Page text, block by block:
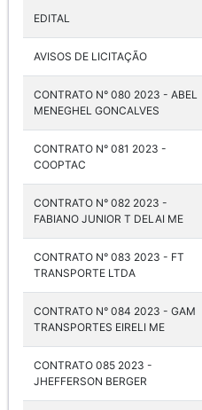
EDITAL
AVISOS DE LICITAÇÃO
CONTRATO N° 080 2023 - ABEL
MENEGHEL GONCALVES
CONTRATO N° 081 2023 -
COOPTAC
CONTRATO N° 082 2023 -
FABIANO JUNIOR T DELAI ME
CONTRATO N° 083 2023 - FT
TRANSPORTE LTDA
CONTRATO N° 084 2023 - GAM
TRANSPORTES EIRELI ME
CONTRATO 085 2023 -
JHEFFERSON BERGER